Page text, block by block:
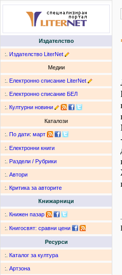
Издателство
:. Издателство LiterNet
Медии
:. Електронно списание LiterNet
:. Електронно списание БЕЛ
:. Културни новини
Каталози
:. По дати: март
:. Електронни книги
:. Раздели / Рубрики
:. Автори
:. Критика за авторите
Книжарници
:. Книжен пазар
:. Книгосвят: сравни цени
Ресурси
:. Каталог за култура
:. Артзона